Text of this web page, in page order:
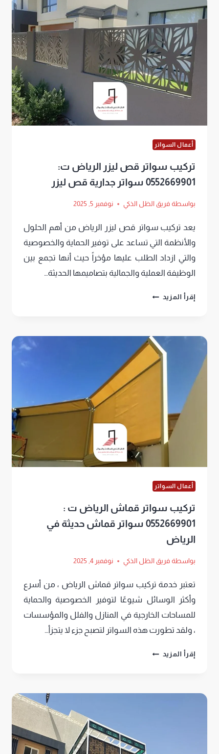
,سواتر
خشب
وحديد
وقماش
للفيلا
والمنازل
أعمال السواتر
تركيب سواتر قص ليزر الرياض ت:
0552669901 سواتر جدارية قص ليزر
بواسطة فريق الظل الذكي نوفمبر 5, 2025
يعد تركيب سواتر قص ليزر الرياض من أهم الحلول
والأنظمة التي تساعد على توفير الحماية والخصوصية
والتي ازداد الطلب عليها مؤخراً حيث أنها تجمع بين
الوظيفة العملية والجمالية بتصاميمها الحديثة…
إقرأ المزيد تركيب
ليزر
الرياض
0552669901
ليزر
أعمال السواتر
تركيب سواتر قماش الرياض ت :
0552669901 سواتر قماش حديثة في
الرياض
بواسطة فريق الظل الذكي نوفمبر 4, 2025
تعتبر خدمة تركيب سواتر قماش الرياض ، من أسرع
وأكثر الوسائل شيوعًا لتوفير الخصوصية والحماية
للمساحات الخارجية في المنازل والفلل والمؤسسات
، ولقد تطورت هذه السواتر لتصبح جزء لا يتجزأ…
إقرأ المزيد تركيب
0552669901